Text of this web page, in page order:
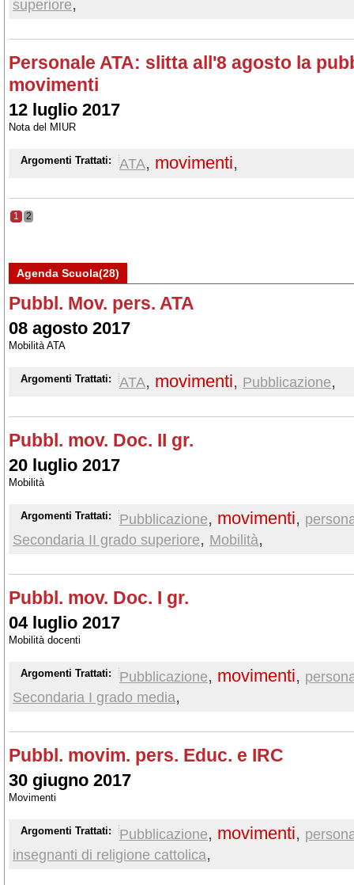
superiore
Personale ATA: slitta all'8 agosto la
movimenti
12 luglio 2017
Nota del MIUR
Argomenti Trattati: ATA, movimenti,
1 2
Agenda Scuola(28)
Pubbl. Mov. pers. ATA
08 agosto 2017
Mobilità ATA
Argomenti Trattati: ATA, movimenti, Pubblicazione,
Pubbl. mov. Doc. II gr.
20 luglio 2017
Mobilità
Argomenti Trattati: Pubblicazione, movimenti,
Secondaria II grado superiore, Mobilità,
Pubbl. mov. Doc. I gr.
04 luglio 2017
Mobilità docenti
Argomenti Trattati: Pubblicazione, movimenti,
Secondaria I grado media,
Pubbl. movim. pers. Educ. e IRC
30 giugno 2017
Movimenti
Argomenti Trattati: Pubblicazione, movimenti,
insegnanti di religione cattolica,